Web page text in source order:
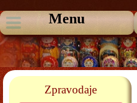
Menu
Zpravodaje